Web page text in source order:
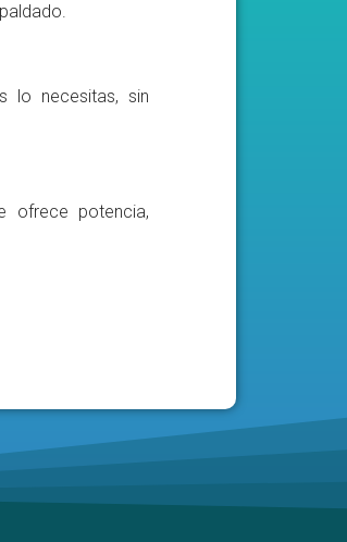
lo necesitas, sin
ofrece potencia,